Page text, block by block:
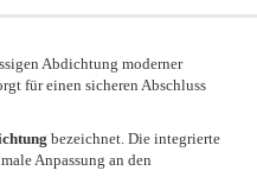
Abdichtung moderner
für einen sicheren Abschluss
bezeichnet. Die integrierte
Anpassung an den